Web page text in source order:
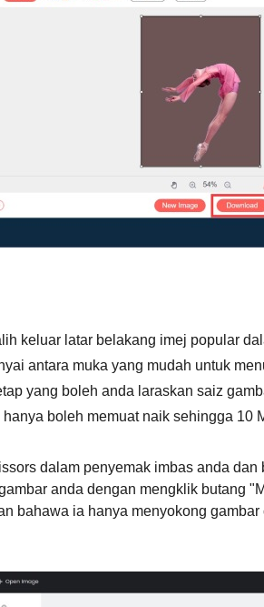
keluar latar belakang imej popular
antara muka yang mudah untuk
yang boleh anda laraskan saiz
boleh memuat naik sehingga 10
dalam penyemak imbas anda
anda dengan mengklik butang
bahawa ia hanya menyokong